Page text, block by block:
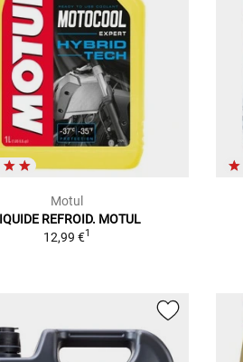
Motul
REFROID. MOTUL
12,99 €1